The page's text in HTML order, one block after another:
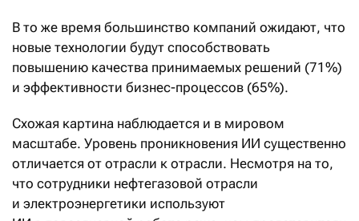
В то же время большинство компаний ожидают, что
новые технологии будут способствовать
повышению качества принимаемых решений (71%)
и эффективности бизнес-процессов (65%).
Схожая картина наблюдается и в мировом
масштабе. Уровень проникновения ИИ существенно
отличается от отрасли к отрасли. Несмотря на то,
что сотрудники нефтегазовой отрасли
и электроэнергетики используют